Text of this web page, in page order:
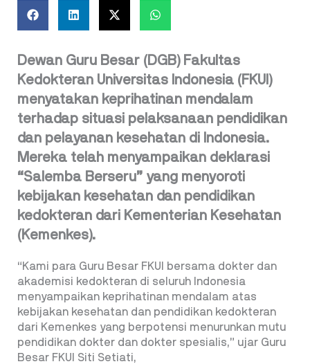
Dewan Guru Besar (DGB) Fakultas
Kedokteran Universitas Indonesia (FKUI)
menyatakan keprihatinan mendalam
terhadap situasi pelaksanaan pendidikan
dan pelayanan kesehatan di Indonesia.
Mereka telah menyampaikan deklarasi
“Salemba Berseru” yang menyoroti
kebijakan kesehatan dan pendidikan
kedokteran dari Kementerian Kesehatan
(Kemenkes).
“Kami para Guru Besar FKUI bersama dokter dan
akademisi kedokteran di seluruh Indonesia
menyampaikan keprihatinan mendalam atas
kebijakan kesehatan dan pendidikan kedokteran
dari Kemenkes yang berpotensi menurunkan mutu
pendidikan dokter dan dokter spesialis,” ujar Guru
Besar FKUI Siti Setiati,